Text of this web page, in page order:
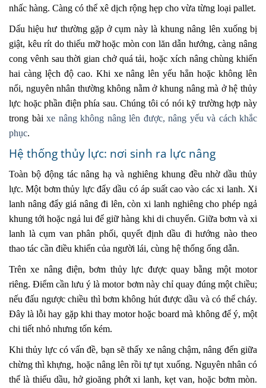
nhấc hàng. Càng có thể xê dịch rộng hẹp cho vừa từng loại pallet.
Dấu hiệu hư thường gặp ở cụm này là khung nâng lên xuống bị
giật, kêu rít do thiếu mỡ hoặc mòn con lăn dẫn hướng, càng nâng
cong vênh sau thời gian chở quá tải, hoặc xích nâng chùng khiến
hai càng lệch độ cao. Khi xe nâng lên yếu hẳn hoặc không lên
nổi, nguyên nhân thường không nằm ở khung nâng mà ở hệ thủy
lực hoặc phần điện phía sau. Chúng tôi có nói kỹ trường hợp này
trong bài xe nâng không nâng lên được, nâng yếu và cách khắc
phục.
Hệ thống thủy lực: nơi sinh ra lực nâng
Toàn bộ động tác nâng hạ và nghiêng khung đều nhờ dầu thủy
lực. Một bơm thủy lực đẩy dầu có áp suất cao vào các xi lanh. Xi
lanh nâng đẩy giá nâng đi lên, còn xi lanh nghiêng cho phép ngả
khung tới hoặc ngả lui để giữ hàng khi di chuyển. Giữa bơm và xi
lanh là cụm van phân phối, quyết định dầu đi hướng nào theo
thao tác cần điều khiển của người lái, cùng hệ thống ống dẫn.
Trên xe nâng điện, bơm thủy lực được quay bằng một motor
riêng. Điểm cần lưu ý là motor bơm này chỉ quay đúng một chiều;
nếu đấu ngược chiều thì bơm không hút được dầu và có thể cháy.
Đây là lỗi hay gặp khi thay motor hoặc board mà không để ý, một
chi tiết nhỏ nhưng tốn kém.
Khi thủy lực có vấn đề, bạn sẽ thấy xe nâng chậm, nâng đến giữa
chừng thì khựng, hoặc nâng lên rồi tự tụt xuống. Nguyên nhân có
thể là thiếu dầu, hở gioăng phớt xi lanh, kẹt van, hoặc bơm mòn.